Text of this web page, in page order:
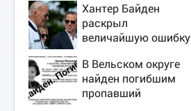
командовании ВМФ
России за это
полетят головы?
Хантер Байден
раскрыл
величайшую ошибку
бездействие против
Трампа
В Вельском округе
найден погибшим
пропавший